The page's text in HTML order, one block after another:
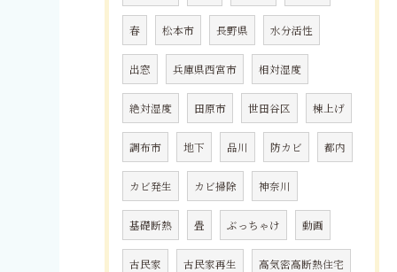
春 松本市 長野県 水分活性
出窓 兵庫県西宮市 相対湿度
絶対湿度 田原市 世田谷区 棟上げ
調布市 地下 品川 防カビ 都内
カビ発生 カビ掃除 神奈川
基礎断熱 畳 ぶっちゃけ 動画
古民家 古民家再生 高気密高断熱住宅